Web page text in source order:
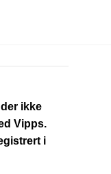
ikke
Vipps.
i